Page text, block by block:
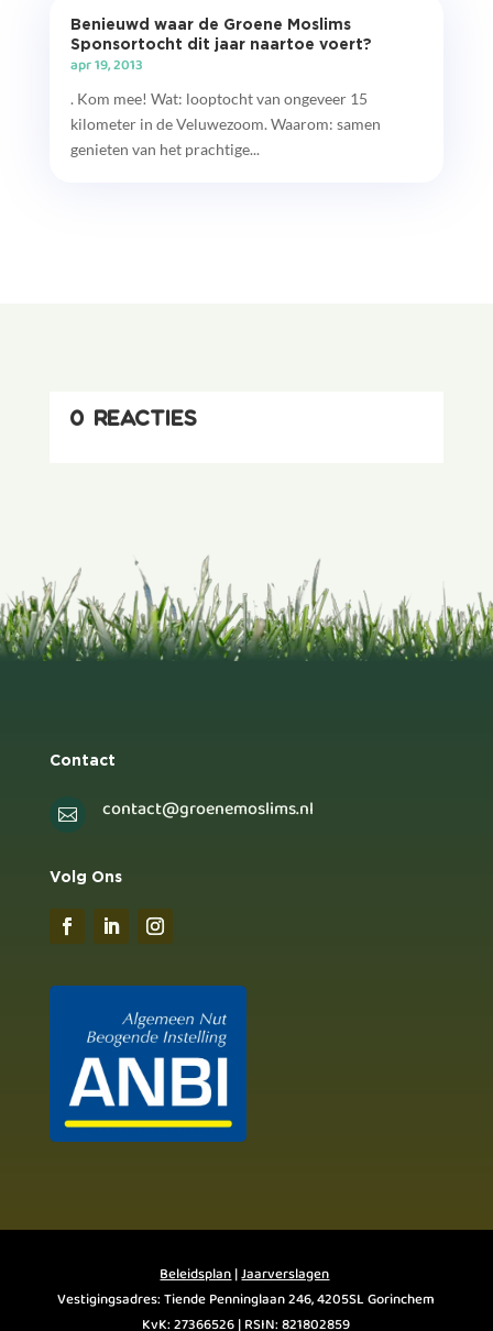
Benieuwd waar de Groene Moslims
Sponsortocht dit jaar naartoe voert?
apr 19, 2013
. Kom mee! Wat: looptocht van ongeveer 15
kilometer in de Veluwezoom. Waarom: samen
genieten van het prachtige...
0 reacties
Contact
 contact@groenemoslims.nl
Volg Ons
Beleidsplan|Jaarverslagen
Vestigingsadres: Tiende Penninglaan 246, 4205SL Gorinchem
KvK: 27366526 | RSIN: 821802859